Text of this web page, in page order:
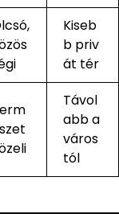
Kiseb
b priv
át tér
Távol
abb a
város
tól